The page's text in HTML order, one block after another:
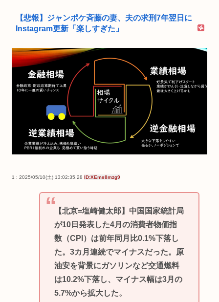
【悲報】ジャンポケ斉藤の妻、夫の求刑7年翌日に
Instagram更新「楽しすぎた」
1 : 2025/05/10(土) 13:02:35.28 ID:XEms8mzg9
【北京=塩崎健太郎】中国国家統計局
が10日発表した4月の消費者物価指
数（CPI）は前年同月比0.1%下落し
た。3カ月連続でマイナスだった。原
油安を背景にガソリンなど交通燃料
は10.2%下落し、マイナス幅は3月の
5.7%から拡大した。